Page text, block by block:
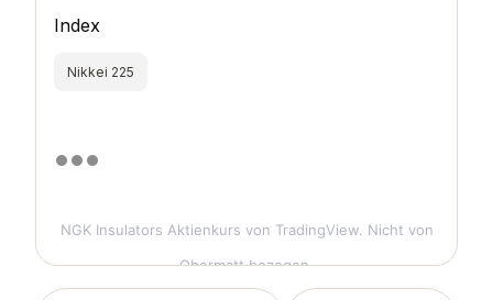
Index
Nikkei 225
NGK Insulators Aktienkurs von TradingView. Nicht von
Obermatt bezogen.